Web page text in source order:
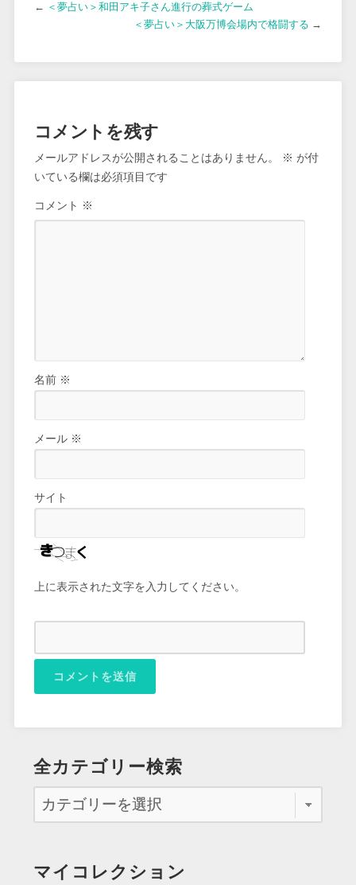
← ＜夢占い＞和田アキ子さん進行の葬式ゲーム
＜夢占い＞大阪万博会場内で格闘する →
コメントを残す
メールアドレスが公開されることはありません。 ※ が付
いている欄は必須項目です
コメント ※
名前 ※
メール ※
サイト
上に表示された文字を入力してください。
全カテゴリー検索
マイコレクション